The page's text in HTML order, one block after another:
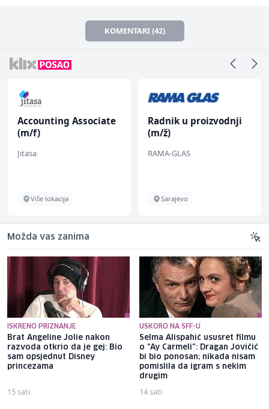
KOMENTARI (42)
Accounting Associate
(m/f)
Jitasa
Više lokacija
Radnik u proizvodnji
(m/ž)
RAMA-GLAS
Sarajevo
Možda vas zanima
ISKRENO PRIZNANJE
Brat Angeline Jolie nakon
razvoda otkrio da je gej: Bio
sam opsjednut Disney
princezama
15 sati
USKORO NA SFF-U
Selma Alispahić ususret filmu
o "Ay Carmeli": Dragan Jovičić
bi bio ponosan; nikada nisam
pomislila da igram s nekim
drugim
14 sati